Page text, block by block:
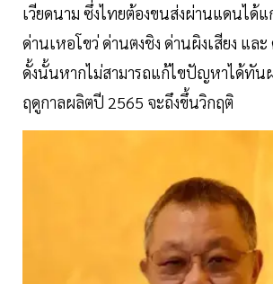
เวียดนาม ซึ่งไทยต้องขนส่งผ่านแดนได้
ด่านเหอโขว่ ด่านตงชิง ด่านผิงเสียง แล
ดั้งนั้นหากไม่สามารถแก้ไขปัญหาได้ทัน
ฤดูกาลผลิตปี 2565 จะถึงขึ้นวิกฤติ